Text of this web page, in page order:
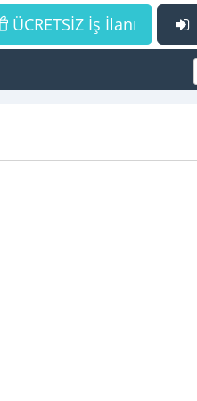
ÜCRETSİZ İş İlanı